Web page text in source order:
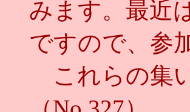
みます。最近
ですので、参
これらの集